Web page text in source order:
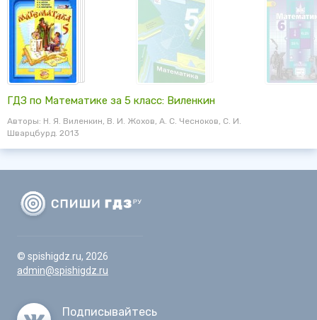
ГДЗ по Математике за 5 класс: Виленкин
Авторы: Н. Я. Виленкин, В. И. Жохов, А. С. Чесноков, С. И.
Шварцбурд. 2013
© spishigdz.ru, 2026
admin@spishigdz.ru
Подписывайтесь